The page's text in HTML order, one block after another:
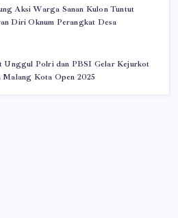
Aksi Warga Sanan Kulon Tuntut
Diri Oknum Perangkat Desa
Unggul Polri dan PBSI Gelar Kejurkot
Malang Kota Open 2025